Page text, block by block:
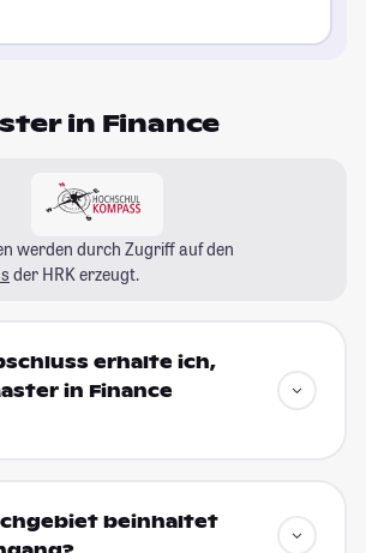
in Finance
werden durch Zugriff auf den
der HRK erzeugt.
erhalte ich,
in Finance
beinhaltet